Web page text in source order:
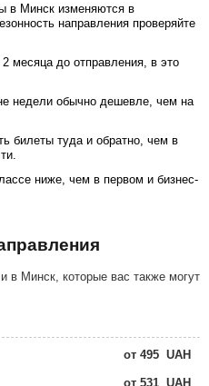
в Минск изменяются в
направления проверяйте
месяца до отправления, в это
недели обычно дешевле, чем на
билеты туда и обратно, чем в
ниже, чем в первом и бизнес-
в Минск, которые вас также могут
от 495 UAH
от 531 UAH